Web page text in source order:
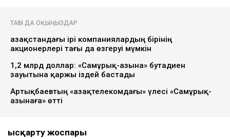
ТАҒЫ ДА ОҚЫҢЫЗДАР
Қазақстандағы ірі компаниялардың бірінің
акционерлері тағы да өзгеруі мүмкін
1,2 млрд доллар: «Самұрық-Қазына» бутадиен
зауытына қаржы іздей бастады
Артықбаевтың «Қазақтелекомдағы» үлесі «Самұрық-
Қазынаға» өтті
Қысқарту жоспары